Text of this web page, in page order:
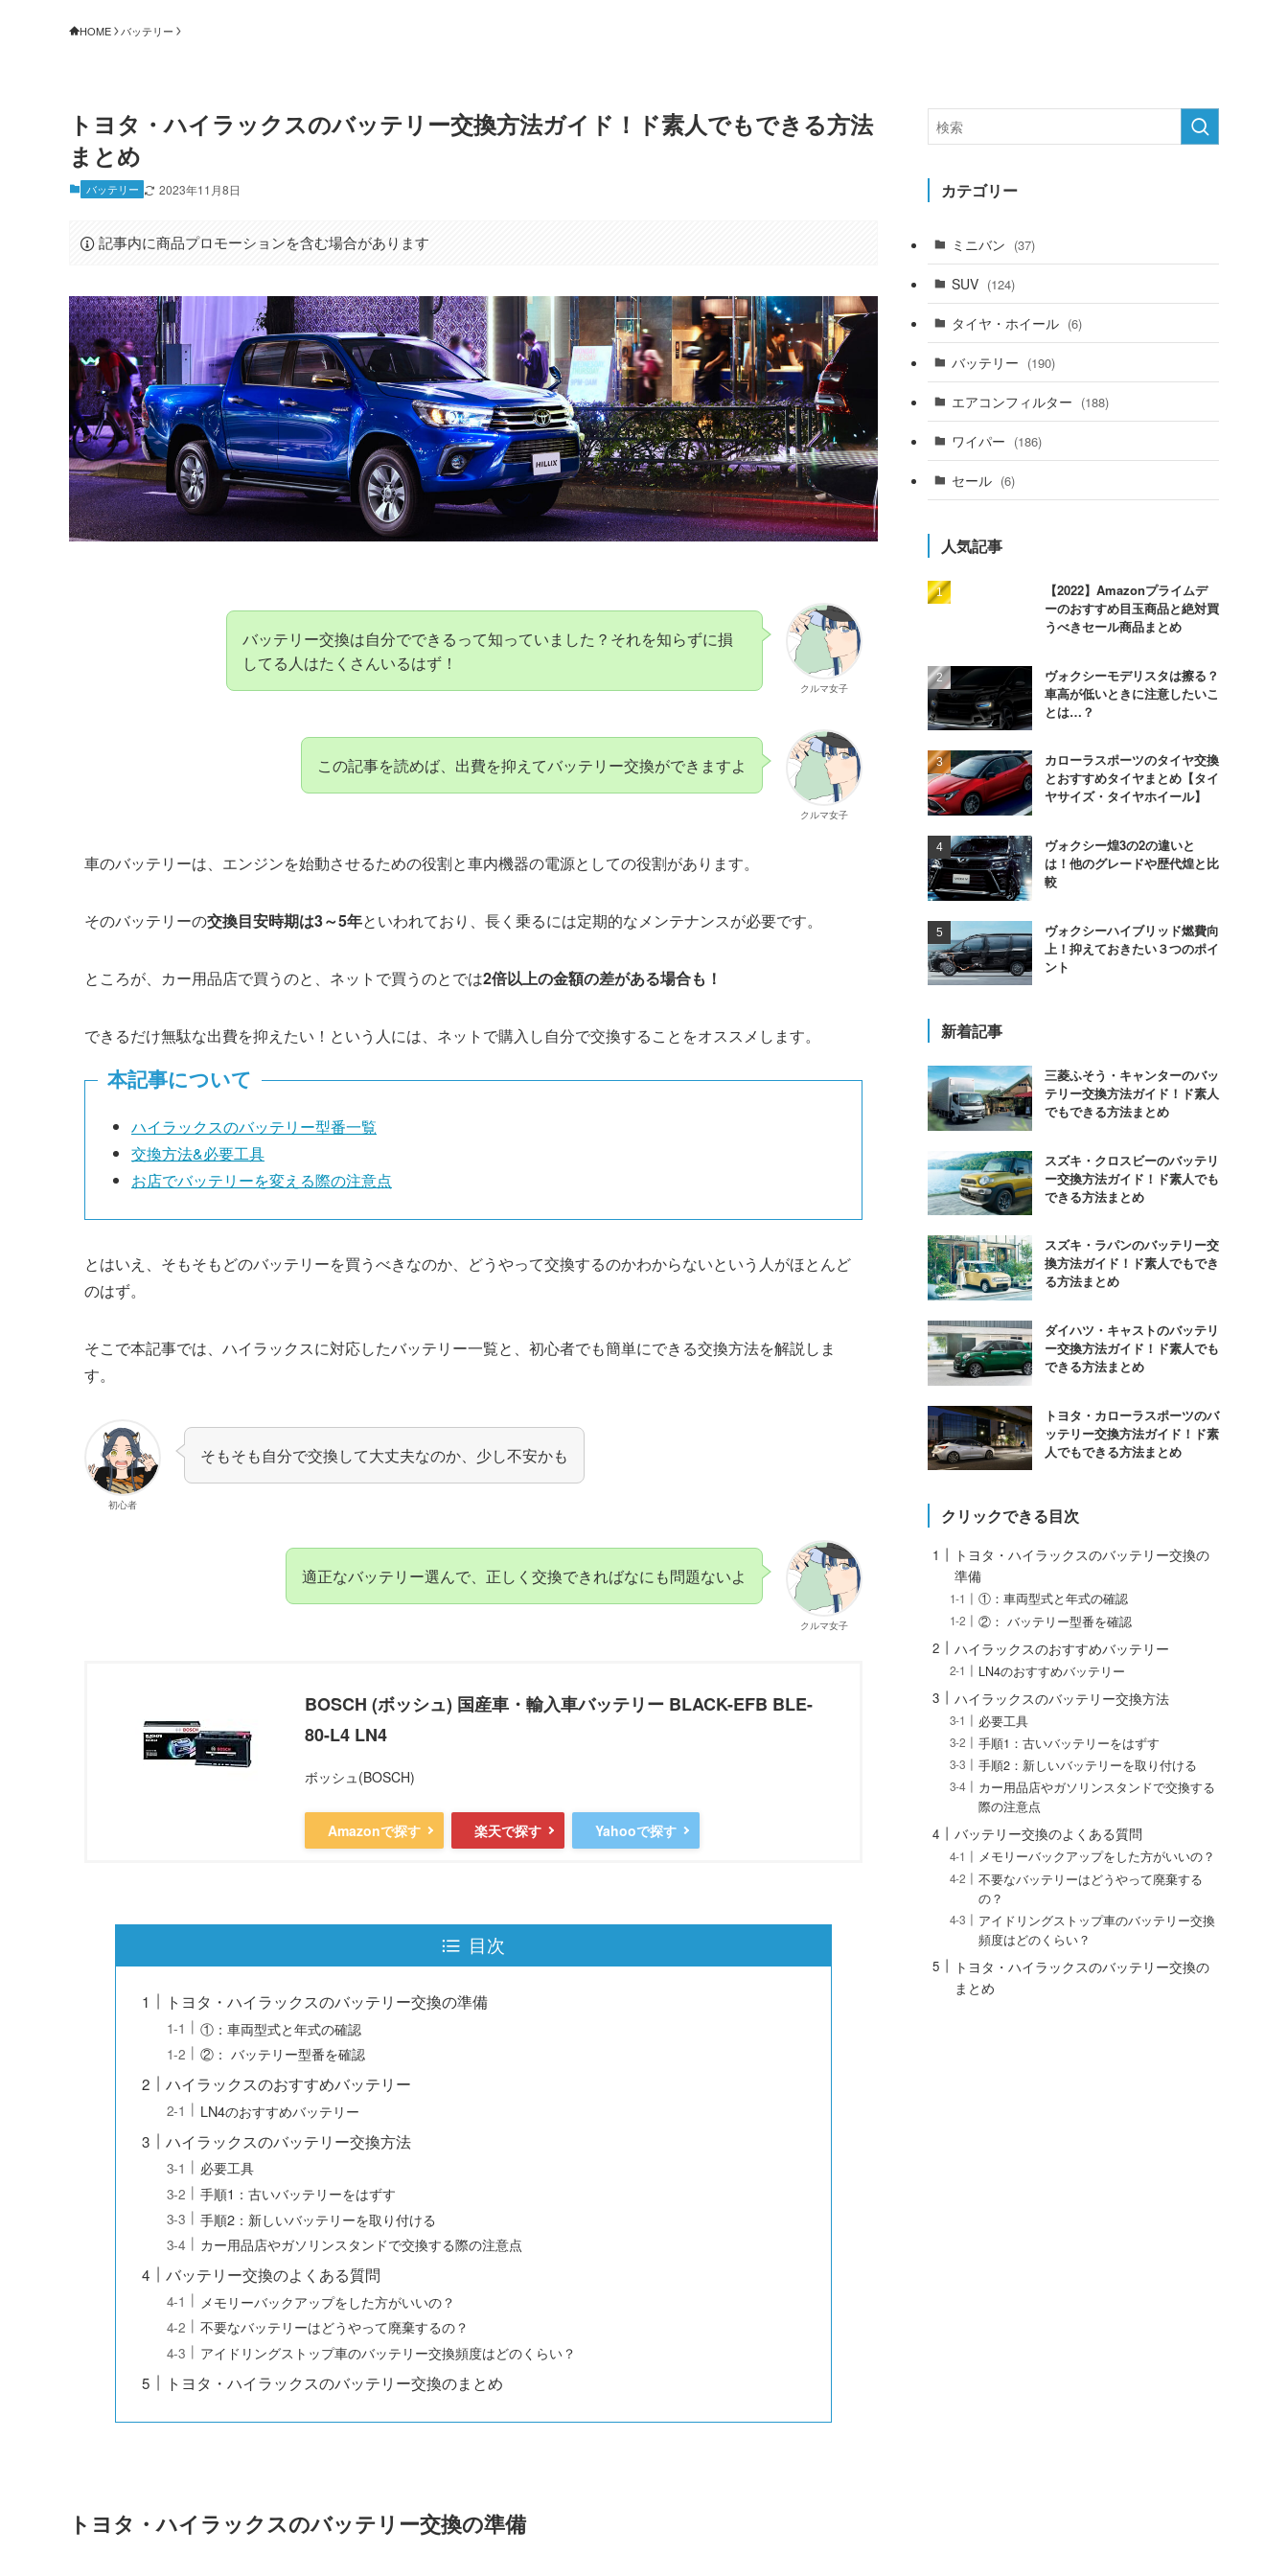
HOME バッテリー
トヨタ・ハイラックスのバッテリー交換方法ガイド！ド素人でもできる方法
まとめ
バッテリー 2023年11月8日
記事内に商品プロモーションを含む場合があります
クルマ女子
バッテリー交換は自分でできるって知っていました？それを知らずに損
してる人はたくさんいるはず！
クルマ女子
この記事を読めば、出費を抑えてバッテリー交換ができますよ
車のバッテリーは、エンジンを始動させるための役割と車内機器の電源としての役割があります。
そのバッテリーの交換目安時期は3～5年といわれており、長く乗るには定期的なメンテナンスが必要です。
ところが、カー用品店で買うのと、ネットで買うのとでは2倍以上の金額の差がある場合も！
できるだけ無駄な出費を抑えたい！という人には、ネットで購入し自分で交換することをオススメします。
本記事について
ハイラックスのバッテリー型番一覧
交換方法&必要工具
お店でバッテリーを変える際の注意点
とはいえ、そもそもどのバッテリーを買うべきなのか、どうやって交換するのかわからないという人がほとんど
のはず。
そこで本記事では、ハイラックスに対応したバッテリー一覧と、初心者でも簡単にできる交換方法を解説しま
す。
初心者
そもそも自分で交換して大丈夫なのか、少し不安かも
クルマ女子
適正なバッテリー選んで、正しく交換できればなにも問題ないよ
BOSCH (ボッシュ) 国産車・輸入車バッテリー BLACK-EFB BLE-
80-L4 LN4
ボッシュ(BOSCH)
Amazonで探す 楽天で探す Yahooで探す
目次
トヨタ・ハイラックスのバッテリー交換の準備
①：車両型式と年式の確認
②： バッテリー型番を確認
ハイラックスのおすすめバッテリー
LN4のおすすめバッテリー
ハイラックスのバッテリー交換方法
必要工具
手順1：古いバッテリーをはずす
手順2：新しいバッテリーを取り付ける
カー用品店やガソリンスタンドで交換する際の注意点
バッテリー交換のよくある質問
メモリーバックアップをした方がいいの？
不要なバッテリーはどうやって廃棄するの？
アイドリングストップ車のバッテリー交換頻度はどのくらい？
トヨタ・ハイラックスのバッテリー交換のまとめ
トヨタ・ハイラックスのバッテリー交換の準備
カテゴリー
ミニバン (37)
SUV (124)
タイヤ・ホイール (6)
バッテリー (190)
エアコンフィルター (188)
ワイパー (186)
セール (6)
人気記事
【2022】Amazonプライムデ
ーのおすすめ目玉商品と絶対買
うべきセール商品まとめ
ヴォクシーモデリスタは擦る？
車高が低いときに注意したいこ
とは…？
カローラスポーツのタイヤ交換
とおすすめタイヤまとめ【タイ
ヤサイズ・タイヤホイール】
ヴォクシー煌3の2の違いと
は！他のグレードや歴代煌と比
較
ヴォクシーハイブリッド燃費向
上！抑えておきたい３つのポイ
ント
新着記事
三菱ふそう・キャンターのバッ
テリー交換方法ガイド！ド素人
でもできる方法まとめ
スズキ・クロスビーのバッテリ
ー交換方法ガイド！ド素人でも
できる方法まとめ
スズキ・ラパンのバッテリー交
換方法ガイド！ド素人でもでき
る方法まとめ
ダイハツ・キャストのバッテリ
ー交換方法ガイド！ド素人でも
できる方法まとめ
トヨタ・カローラスポーツのバ
ッテリー交換方法ガイド！ド素
人でもできる方法まとめ
クリックできる目次
トヨタ・ハイラックスのバッテリー交換の
準備
①：車両型式と年式の確認
②： バッテリー型番を確認
ハイラックスのおすすめバッテリー
LN4のおすすめバッテリー
ハイラックスのバッテリー交換方法
必要工具
手順1：古いバッテリーをはずす
手順2：新しいバッテリーを取り付ける
カー用品店やガソリンスタンドで交換する
際の注意点
バッテリー交換のよくある質問
メモリーバックアップをした方がいいの？
不要なバッテリーはどうやって廃棄する
の？
アイドリングストップ車のバッテリー交換
頻度はどのくらい？
トヨタ・ハイラックスのバッテリー交換の
まとめ